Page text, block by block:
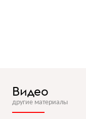
Видео
другие материалы